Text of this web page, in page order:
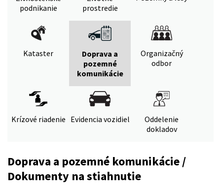
podnikanie
prostredie
Kataster
Doprava a
pozemné
komunikácie
Organizačný
odbor
Krízové riadenie Evidencia vozidiel
Oddelenie
dokladov
Doprava a pozemné komunikácie /
Dokumenty na stiahnutie